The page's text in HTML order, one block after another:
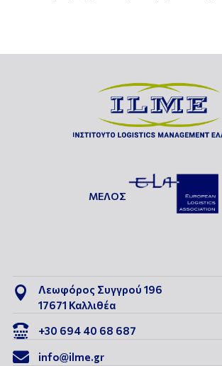
ΜΕΛΟΣ

Λεωφόρος Συγγρού 196
17671 Καλλιθέα
 +30 694 40 68 687
 info@ilme.gr